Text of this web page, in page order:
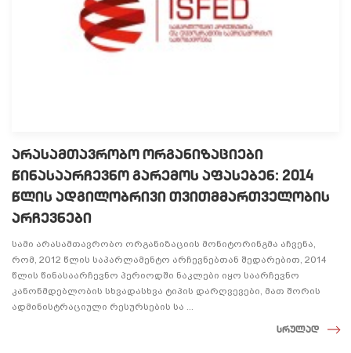
არასამთავრობო ორგანიზაციები
წინასაარჩევნო გარემოს აფასებენ: 2014
წლის ადგილობრივი თვითმმართველობის
არჩევნები
სამი არასამთავრობო ორგანიზაციის მონიტორინგმა აჩვენა,
რომ, 2012 წლის საპარლამენტო არჩევნებთან შედარებით, 2014
წლის წინასაარჩევნო პერიოდში ნაკლები იყო საარჩევნო
კანონმდებლობის სხვადასხვა ტიპის დარღვევები, მათ შორის
ადმინისტრაციული რესურსების სა ...
სრულად